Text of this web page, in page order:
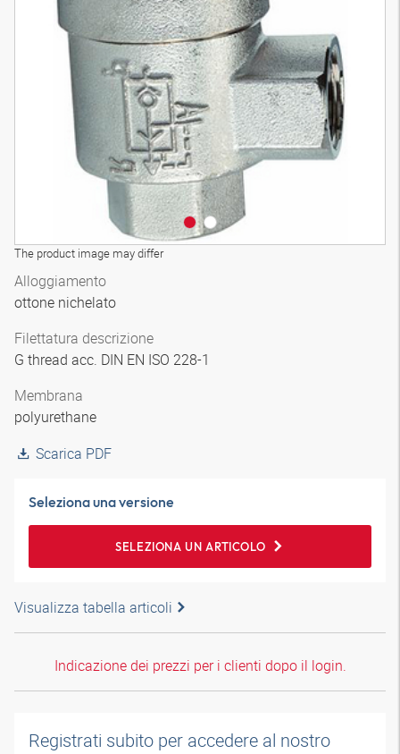
The product image may differ
Alloggiamento
ottone nichelato
Filettatura descrizione
G thread acc. DIN EN ISO 228-1
Membrana
polyurethane
Scarica PDF
Seleziona una versione
SELEZIONA UN ARTICOLO
Visualizza tabella articoli
Indicazione dei prezzi per i clienti dopo il login.
Registrati subito per accedere al nostro